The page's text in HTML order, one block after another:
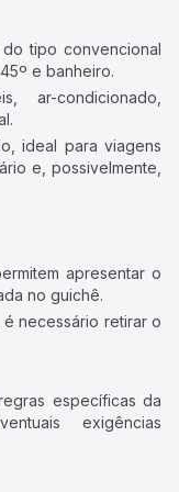
tipo convencional
e banheiro.
ar-condicionado,
ideal para viagens
e, possivelmente,
apresentar o
no guichê.
necessário retirar o
específicas da
exigências